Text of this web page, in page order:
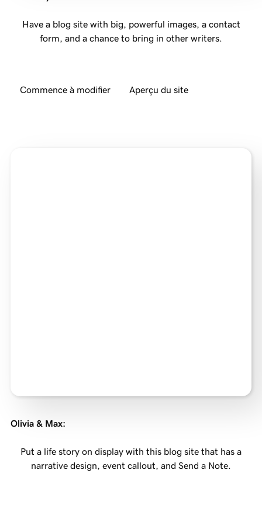
Have a blog site with big, powerful images, a contact
form, and a chance to bring in other writers.
Commence à modifier Aperçu du site
Olivia & Max:
Put a life story on display with this blog site that has a
narrative design, event callout, and Send a Note.